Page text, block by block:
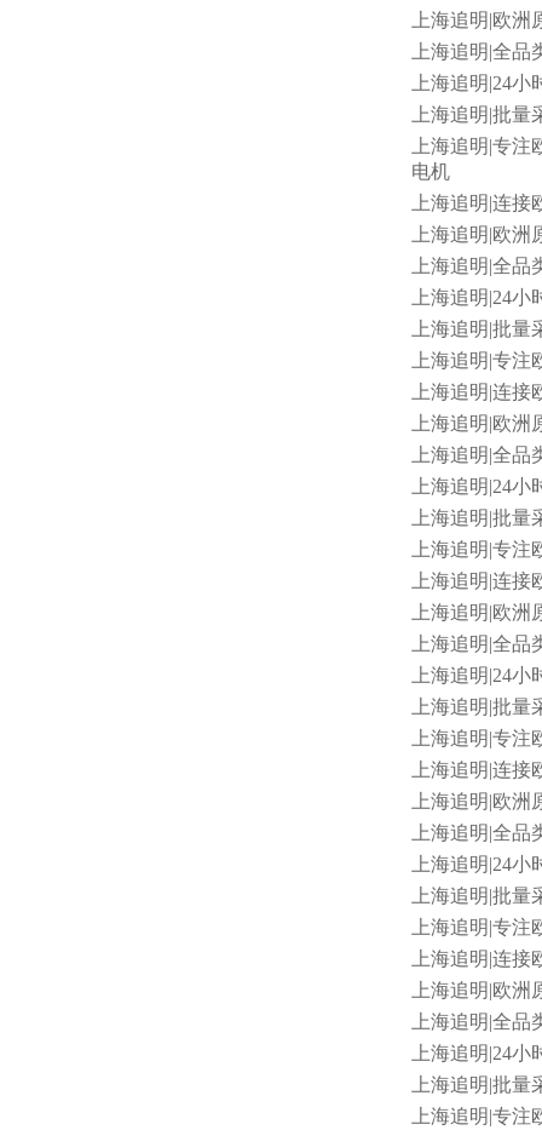
上海追明|欧洲
上海追明|全品
上海追明|24小
上海追明|批量
上海追明|专注
电机
上海追明|连接
上海追明|欧洲
上海追明|全品
上海追明|24小
上海追明|批量
上海追明|专注
上海追明|连接
上海追明|欧洲
上海追明|全品
上海追明|24小
上海追明|批量
上海追明|专注
上海追明|连接
上海追明|欧洲
上海追明|全品
上海追明|24小
上海追明|批量
上海追明|专注
上海追明|连接
上海追明|欧洲
上海追明|全品
上海追明|24小
上海追明|批量
上海追明|专注
上海追明|连接
上海追明|欧洲
上海追明|全品
上海追明|24小
上海追明|批量
上海追明|专注